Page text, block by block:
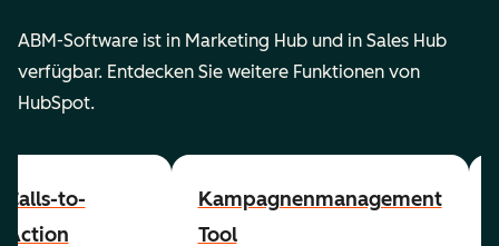
ABM-Software ist in Marketing Hub und in Sales Hub
verfügbar. Entdecken Sie weitere Funktionen von
HubSpot.
Calls-to-
Action
Kampagnenmanagement
Tool